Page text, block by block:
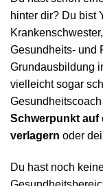
hinter dir? Du bist
Gesundheits- und
Grundausbildung
vielleicht sogar
Gesundheitscoach
Schwerpunkt auf
verlagern oder
Du hast noch